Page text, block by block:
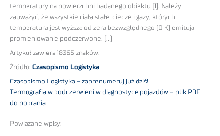
temperatury na powierzchni badanego obiektu [1]. Należy
zauważyć, że wszystkie ciała stałe, ciecze i gazy, których
temperatura jest wyższa od zera bezwzględnego (0 K) emitują
promieniowanie podczerwone. (…)
Artykuł zawiera 18365 znaków.
Źródło: Czasopismo Logistyka
Czasopismo Logistyka – zaprenumeruj już dziś!
Termografia w podczerwieni w diagnostyce pojazdów – plik PDF
do pobrania
Powiązane wpisy: